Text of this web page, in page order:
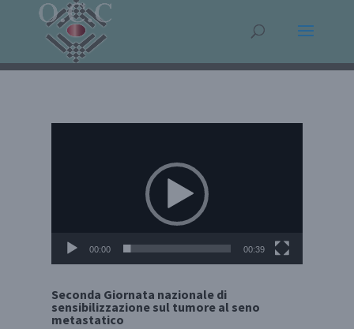
00:00 00:39
Seconda Giornata nazionale di
sensibilizzazione sul tumore al seno
metastatico